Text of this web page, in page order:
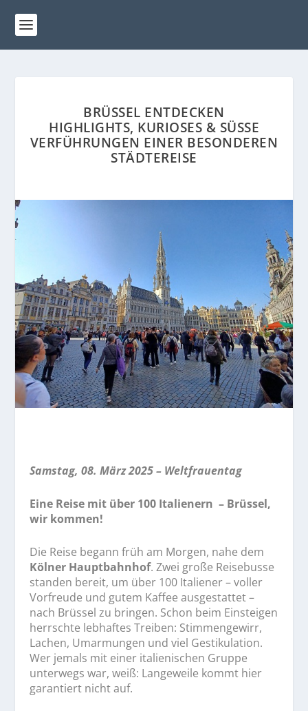
BRÜSSEL ENTDECKEN
HIGHLIGHTS, KURIOSES & SÜSSE V
ERFÜHRUNGEN EINER BESONDEREN S
TÄDTEREISE
Samstag, 08. März 2025 – Weltfrauentag
Eine Reise mit über 100 Italienern – Brüssel,
wir kommen!
Die Reise begann früh am Morgen, nahe dem
Kölner Hauptbahnhof. Zwei große Reisebusse
standen bereit, um über 100 Italiener – voller
Vorfreude und gutem Kaffee ausgestattet –
nach Brüssel zu bringen. Schon beim Einsteigen
herrschte lebhaftes Treiben: Stimmengewirr,
Lachen, Umarmungen und viel Gestikulation.
Wer jemals mit einer italienischen Gruppe
unterwegs war, weiß: Langeweile kommt hier
garantiert nicht auf.